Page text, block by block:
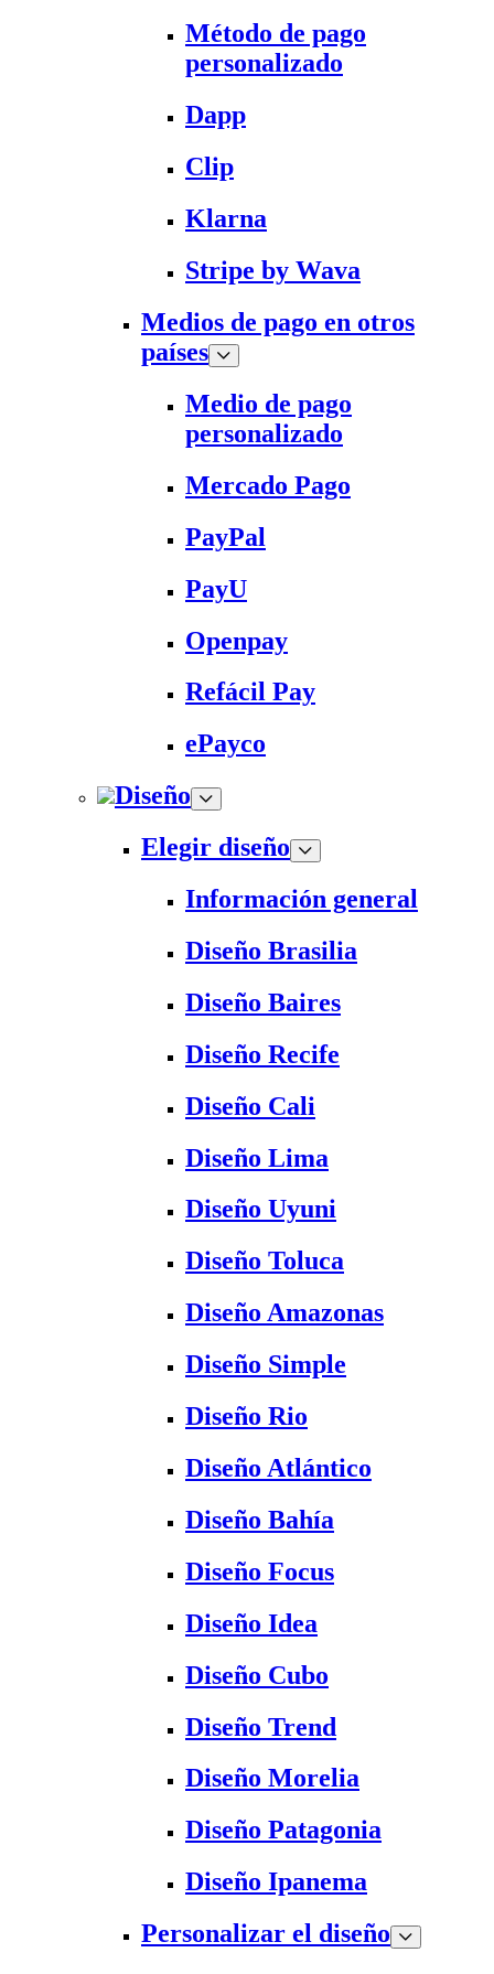
Método de pago
personalizado
Dapp
Clip
Klarna
Stripe by Wava
Medios de pago en otros
países
Medio de pago
personalizado
Mercado Pago
PayPal
PayU
Openpay
Refácil Pay
ePayco
Diseño
Elegir diseño
Información general
Diseño Brasilia
Diseño Baires
Diseño Recife
Diseño Cali
Diseño Lima
Diseño Uyuni
Diseño Toluca
Diseño Amazonas
Diseño Simple
Diseño Rio
Diseño Atlántico
Diseño Bahía
Diseño Focus
Diseño Idea
Diseño Cubo
Diseño Trend
Diseño Morelia
Diseño Patagonia
Diseño Ipanema
Personalizar el diseño